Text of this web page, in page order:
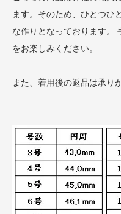
ます。そのため、ひとつひ
な作りとなっております。
をお楽しみください。
また、着用後の返品は承り